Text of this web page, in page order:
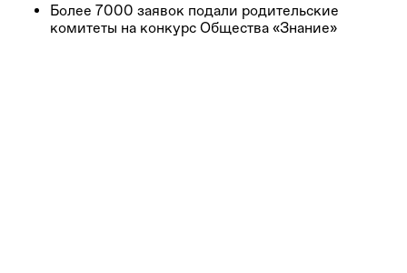
Более 7000 заявок подали родительские
комитеты на конкурс Общества «Знание»